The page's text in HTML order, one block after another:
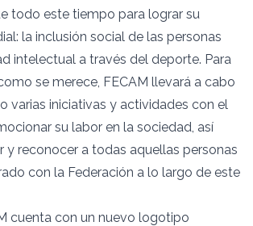
todo este tiempo para lograr su
la inclusión social de las personas
intelectual a través del deporte. Para
se merece, FECAM llevará a cabo
varias iniciativas y actividades con el
su labor en la sociedad, así
y reconocer a todas aquellas personas
con la Federación a lo largo de este
cuenta con un nuevo logotipo